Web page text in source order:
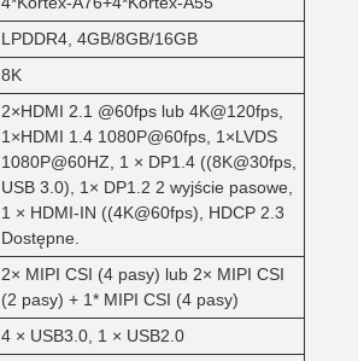
LPDDR4, 4GB/8GB/16GB
8K
2×HDMI 2.1 @60fps lub 4K@120fps,
1×HDMI 1.4 1080P@60fps, 1×LVDS
1080P@60HZ, 1 × DP1.4 ((8K@30fps,
USB 3.0), 1× DP1.2 2 wyjście pasowe,
1 × HDMI-IN ((4K@60fps), HDCP 2.3
Dostępne.
2× MIPI CSI (4 pasy) lub 2× MIPI CSI
(2 pasy) + 1* MIPI CSI (4 pasy)
4 × USB3.0, 1 × USB2.0